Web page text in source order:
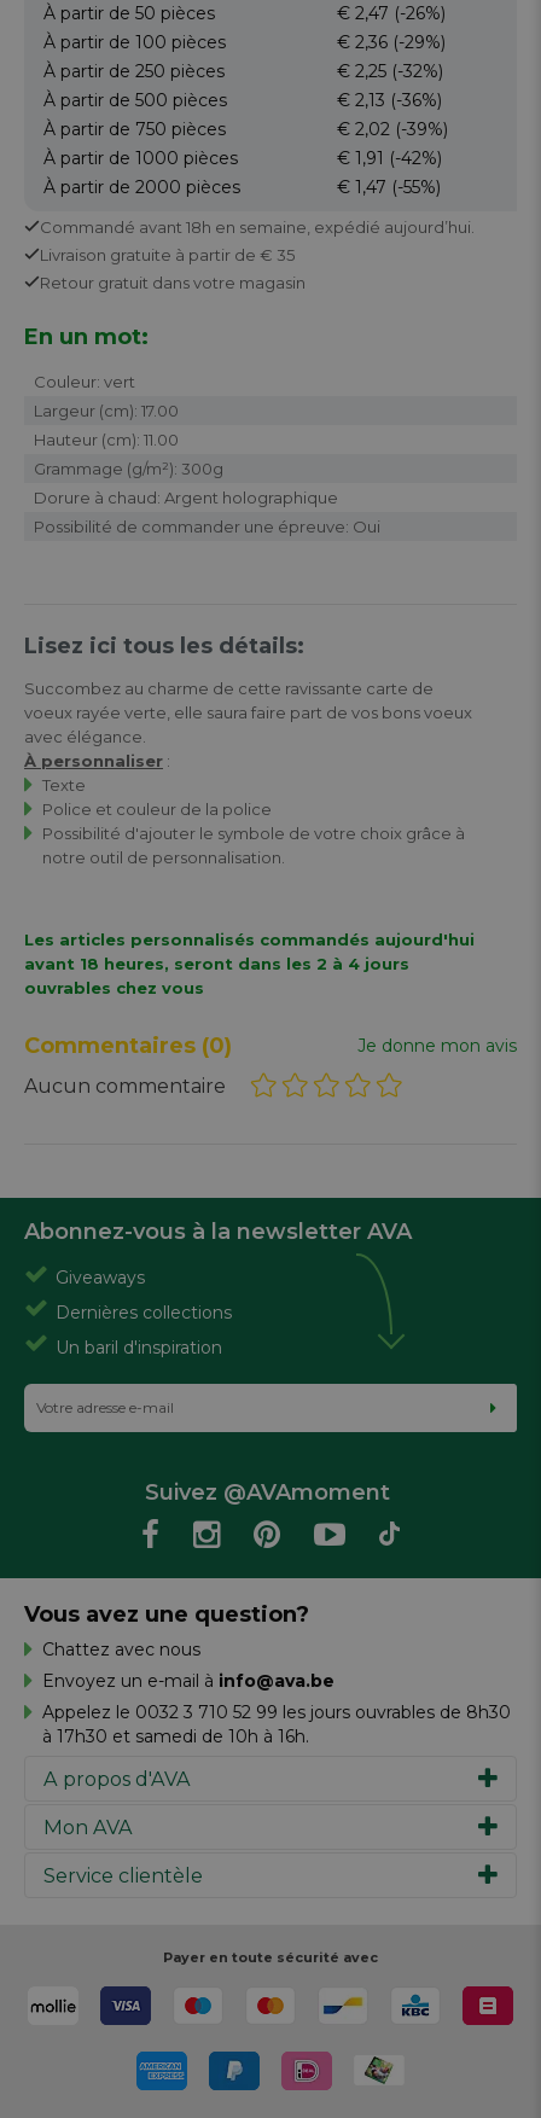
À partir de 50 pièces € 2,47 (-26%)
À partir de 100 pièces € 2,36 (-29%)
À partir de 250 pièces € 2,25 (-32%)
À partir de 500 pièces € 2,13 (-36%)
À partir de 750 pièces € 2,02 (-39%)
À partir de 1000 pièces € 1,91 (-42%)
À partir de 2000 pièces € 1,47 (-55%)
Commandé avant 18h en semaine, expédié aujourd’hui.
Livraison gratuite à partir de € 35
Retour gratuit dans votre magasin
En un mot:
Couleur: vert
Largeur (cm): 17.00
Hauteur (cm): 11.00
Grammage (g/m²): 300g
Dorure à chaud: Argent holographique
Possibilité de commander une épreuve: Oui
Lisez ici tous les détails:
Succombez au charme de cette ravissante carte de
voeux rayée verte, elle saura faire part de vos bons voeux
avec élégance.
À personnaliser :
Texte
Police et couleur de la police
Possibilité d'ajouter le symbole de votre choix grâce à
notre outil de personnalisation.
Les articles personnalisés commandés aujourd'hui
avant 18 heures, seront dans les 2 à 4 jours
ouvrables chez vous
Commentaires (0) Je donne mon avis
Aucun commentaire
Abonnez-vous à la newsletter AVA
Giveaways
Dernières collections
Un baril d'inspiration
Suivez @AVAmoment
A propos d'AVA
Notre histoire
Travailler chez AVA
Mon AVA
Inspiration
Réalisez votre création
Rédiger un commentaire
Service clientèle
Votre paiement
Retour
Rappels de produits
Vous avez une question?
Chattez avec nous
Envoyez un e-mail à info@ava.be
Appelez le 0032 3 710 52 99 les jours ouvrables de 8h30
à 17h30 et samedi de 10h à 16h.
Payer en toute sécurité avec